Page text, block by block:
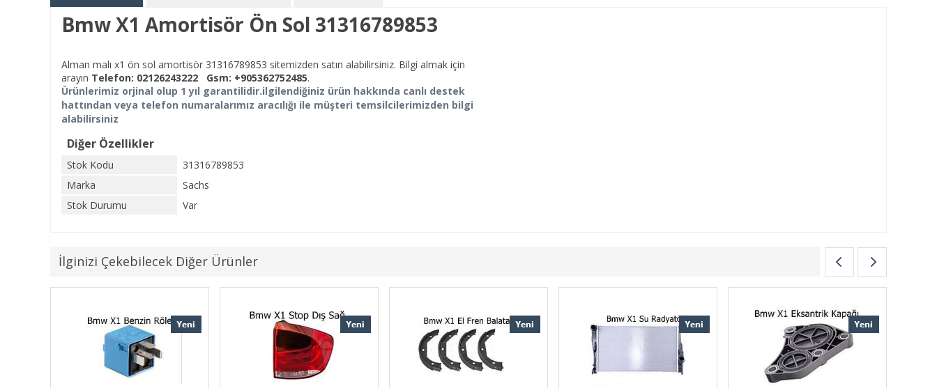
Bmw X1 Amortisör Ön Sol 31316789853
Alman malı x1 ön sol amortisör 31316789853 sitemizden satın alabilirsiniz. Bilgi almak için
arayın Telefon: 02126243222 Gsm: +905362752485.
Ürünlerimiz orjinal olup 1 yıl garantilidir.ilgilendiğiniz ürün hakkında canlı destek
hattından veya telefon numaralarımız aracılığı ile müşteri temsilcilerimizden bilgi
alabilirsiniz
Diğer Özellikler
Stok Kodu
31316789853
Marka
Sachs
Stok Durumu
Var
İlginizi Çekebilecek Diğer Ürünler